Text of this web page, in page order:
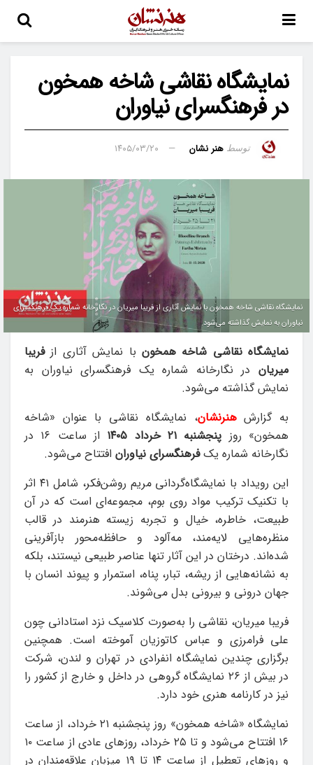
نمایشگاه نقاشی شاخه همخون
در فرهنگسرای نیاوران
توسط هنر نشان ۱۴۰۵/۰۳/۲۰
نمایشگاه نقاشی شاخه همخون با نمایش آثاری از فریبا میریان در نگارخانه شماره یک فرهنگسرای
نیاوران به نمایش گذاشته می‌شود.
نمایشگاه نقاشی شاخه همخون با نمایش آثاری ازفریبا
میریان در نگارخانه شماره یک فرهنگسرای نیاوران به
نمایش گذاشته می‌شود.
به گزارشهنرنشان، نمایشگاه نقاشی با عنوان «شاخه
همخون» روز پنجشنبه ۲۱ خرداد ۱۴۰۵
از ساعت ۱۶ در
نگارخانه شماره یکفرهنگسرای نیاوران افتتاح می‌شود.
این رویداد با نمایشگاه‌گردانی مریم روشن‌فکر، شامل ۴۱ اثر
با تکنیک ترکیب مواد روی بوم، مجموعه‌ای است که در آن
طبیعت، خاطره، خیال و تجربه زیسته هنرمند در قالب
منظره‌هایی لایه‌مند، مه‌آلود و حافظه‌محور بازآفرینی
شده‌اند. درختان در این آثار تنها عناصر طبیعی نیستند، بلکه
به نشانه‌هایی از ریشه، تبار، پناه، استمرار و پیوند انسان با
جهان درونی و بیرونی بدل می‌شوند.
فریبا میریان، نقاشی را به‌صورت کلاسیک نزد استادانی چون
علی فرامرزی و عباس کاتوزیان آموخته است. همچنین
برگزاری چندین نمایشگاه انفرادی در تهران و لندن، شرکت
در بیش از ۲۶ نمایشگاه گروهی در داخل و خارج از کشور را
نیز در کارنامه هنری خود دارد.
نمایشگاه «شاخه همخون» روز پنجشنبه ۲۱ خرداد، از ساعت
۱۶ افتتاح می‌شود و تا ۲۵ خرداد، روزهای عادی از ساعت ۱۰
و روزهای تعطیل از ساعت ۱۴ تا ۱۹ میزبان علاقه‌مندان در